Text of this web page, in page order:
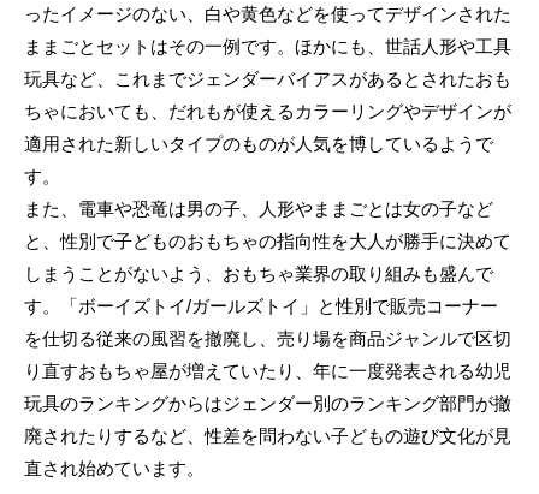
ったイメージのない、白や黄色などを使ってデザインされた
ままごとセットはその一例です。ほかにも、世話人形や工具
玩具など、これまでジェンダーバイアスがあるとされたおも
ちゃにおいても、だれもが使えるカラーリングやデザインが
適用された新しいタイプのものが人気を博しているようで
す。
また、電車や恐竜は男の子、人形やままごとは女の子など
と、性別で子どものおもちゃの指向性を大人が勝手に決めて
しまうことがないよう、おもちゃ業界の取り組みも盛んで
す。「ボーイズトイ/ガールズトイ」と性別で販売コーナー
を仕切る従来の風習を撤廃し、売り場を商品ジャンルで区切
り直すおもちゃ屋が増えていたり、年に一度発表される幼児
玩具のランキングからはジェンダー別のランキング部門が撤
廃されたりするなど、性差を問わない子どもの遊び文化が見
直され始めています。